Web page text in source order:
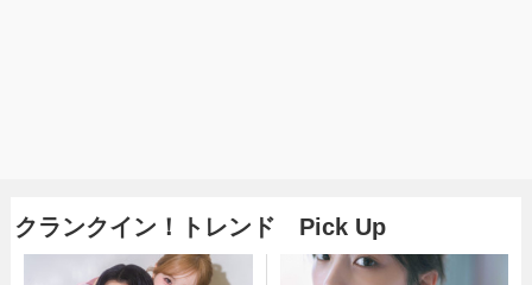
クランクイン！トレンド Pick Up